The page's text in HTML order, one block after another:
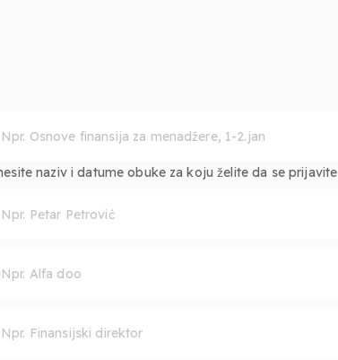
naziv i datume obuke za koju želite da se prijavite